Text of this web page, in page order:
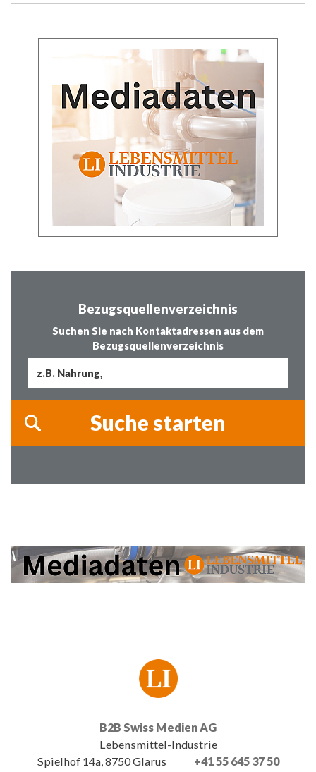
Bezugsquellenverzeichnis
Suchen Sie nach Kontaktadressen aus dem
Bezugsquellenverzeichnis
B2B Swiss Medien AG
Lebensmittel-Industrie
Spielhof 14a, 8750 Glarus
+41 55 645 37 50